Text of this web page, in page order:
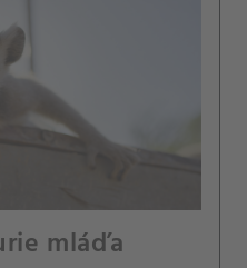
mláďa